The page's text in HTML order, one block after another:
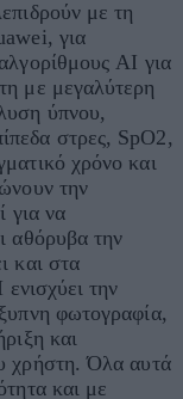
με τη
για
AI για
με μεγαλύτερη
ύπνου,
στρες, SpO2,
χρόνο και
την
για να
αθόρυβα την
και στα
την
φωτογραφία,
και
χρήστη. Όλα αυτά
και με